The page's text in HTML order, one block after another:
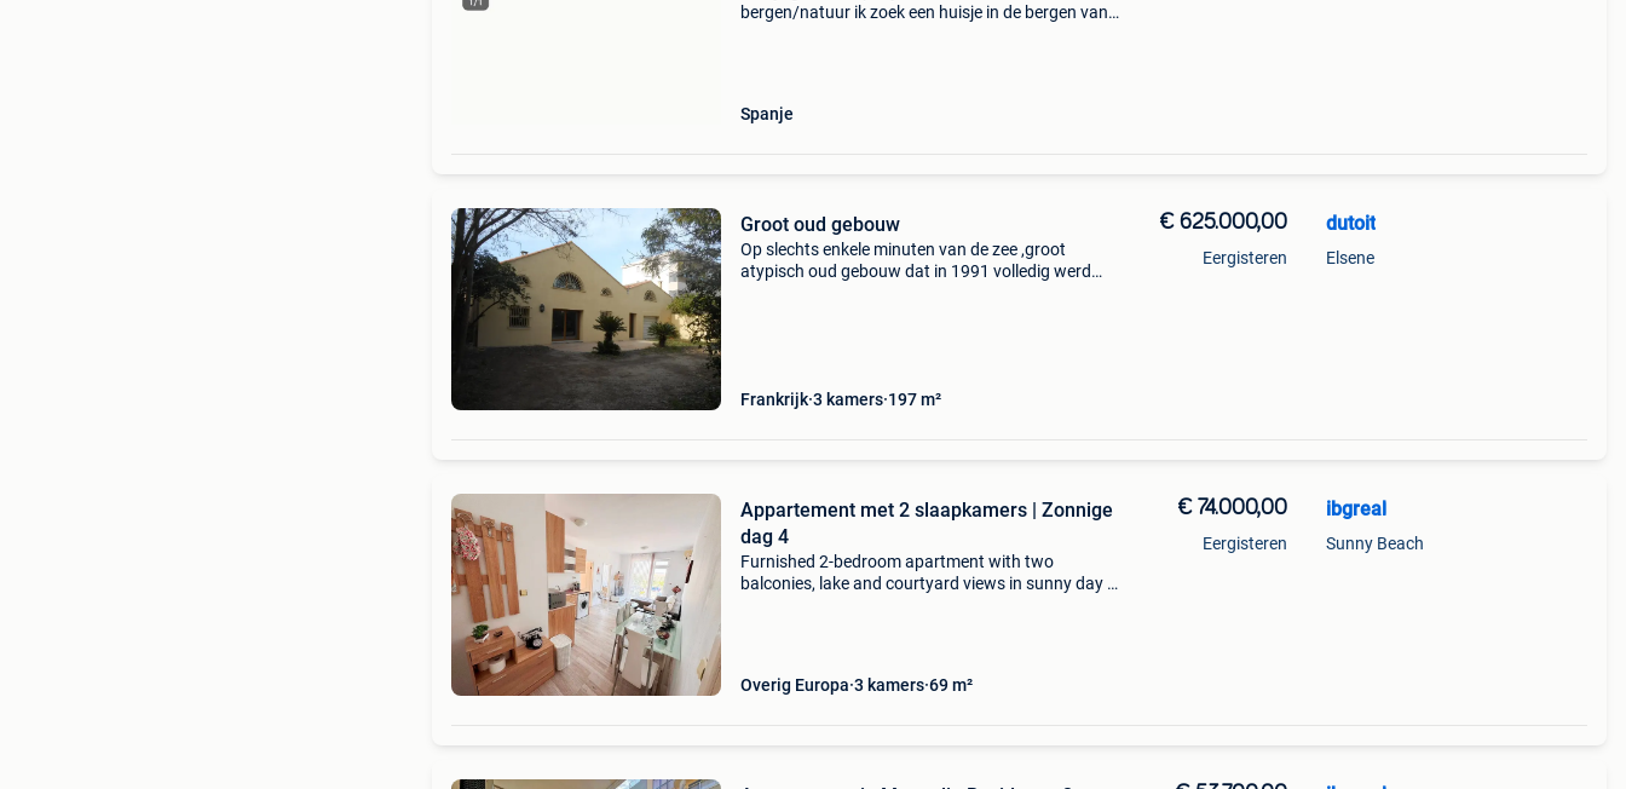
bergen/natuur ik zoek een huisje in de bergen van
Spanje
Groot oud gebouw
Op slechts enkele minuten van de zee ,groot
atypisch oud gebouw dat in 1991 volledig werd
Frankrijk 3 kamers 197 m²
€ 625.000,00
Eergisteren
dutoit
Elsene
Appartement met 2 slaapkamers | Zonnige
dag 4
Furnished 2-bedroom apartment with two
balconies, lake and courtyard views in sunny day 4,
Overig Europa 3 kamers 69 m²
€ 74.000,00
Eergisteren
ibgreal
Sunny Beach